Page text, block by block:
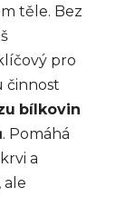
těle. Bez
pro
činnost
bílkovin
. Pomáhá
a
ale